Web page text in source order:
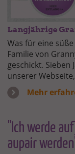
Langjährige
Was für eine
Familie von
geschickt. Sieben
unserer
Mehr
"Ich werde
aupair